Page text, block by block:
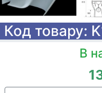
Код товару:
В